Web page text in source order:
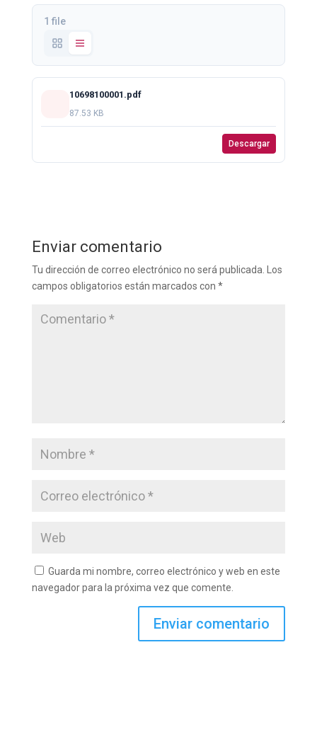
1 file
10698100001.pdf
87.53 KB
Descargar
Enviar comentario
Tu dirección de correo electrónico no será publicada.
Los
campos obligatorios están marcados con *
Guarda mi nombre, correo electrónico y web en este
navegador para la próxima vez que comente.